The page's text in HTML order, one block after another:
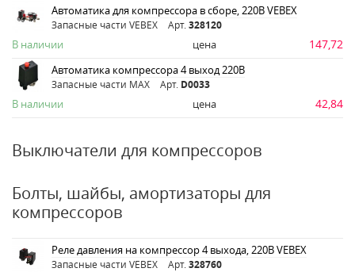
Автоматика для компрессора в сборе, 220В VEBEX
Запасные части VEBEX Арт. 328120
В наличии цена 147,72
Автоматика компрессора 4 выход 220В
Запасные части MAX Арт. D0033
В наличии цена 42,84
Выключатели для компрессоров
Болты, шайбы, амортизаторы для
компрессоров
Реле давления на компрессор 4 выхода, 220В VEBEX
Запасные части VEBEX Арт. 328760